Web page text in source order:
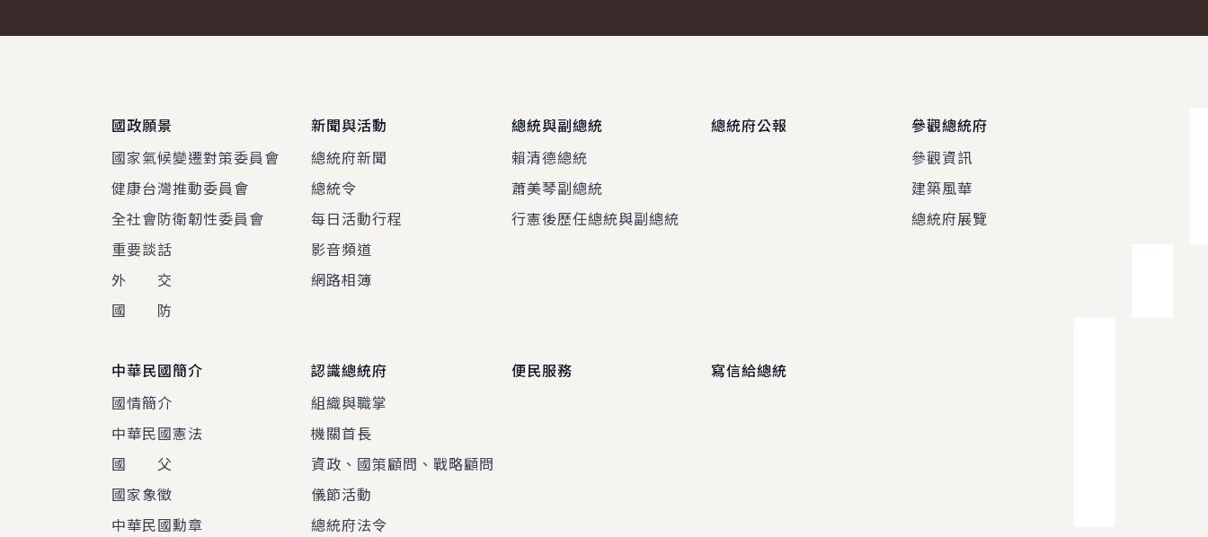
國政願景
國家氣候變遷對策委員會
健康台灣推動委員會
全社會防衛韌性委員會
重要談話
外 交
國 防
新聞與活動
總統府新聞
總統令
每日活動行程
影音頻道
網路相簿
總統與副總統
賴清德總統
蕭美琴副總統
行憲後歷任總統與副總統
總統府公報
參觀總統府
參觀資訊
建築風華
總統府展覽
中華民國簡介
國情簡介
中華民國憲法
國 父
國家象徵
中華民國勳章
認識總統府
組織與職掌
機關首長
資政、國策顧問、戰略顧問
儀節活動
總統府法令
便民服務 寫信給總統